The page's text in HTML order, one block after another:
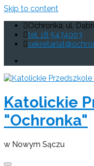
Skip to content
Ochronka, ul.
tel. 18 5474003
Katolickie
"Ochronka"
w Nowym Sączu